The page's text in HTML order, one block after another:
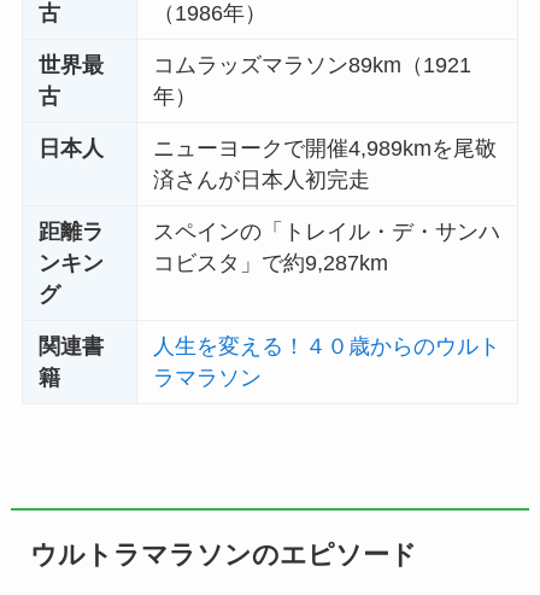
古
（1986年）
世界最
古
コムラッズマラソン89km（1921
年）
日本人
ニューヨークで開催4,989kmを尾敬
済さんが日本人初完走
距離ラ
ンキン
グ
スペインの「トレイル・デ・サンハ
コビスタ」で約9,287km
関連書
籍
人生を変える！４０歳からのウルト
ラマラソン
ウルトラマラソンのエピソード